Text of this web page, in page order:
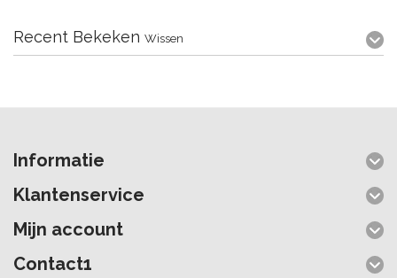
Recent Bekeken Wissen
Informatie
Klantenservice
Mijn account
Contact1